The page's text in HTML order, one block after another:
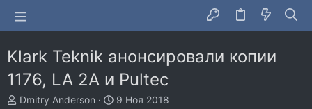
Klark Teknik анонсировали копии
1176, LA 2A и Pultec
А
Dmitry Anderson
Д
9 Ноя 2018